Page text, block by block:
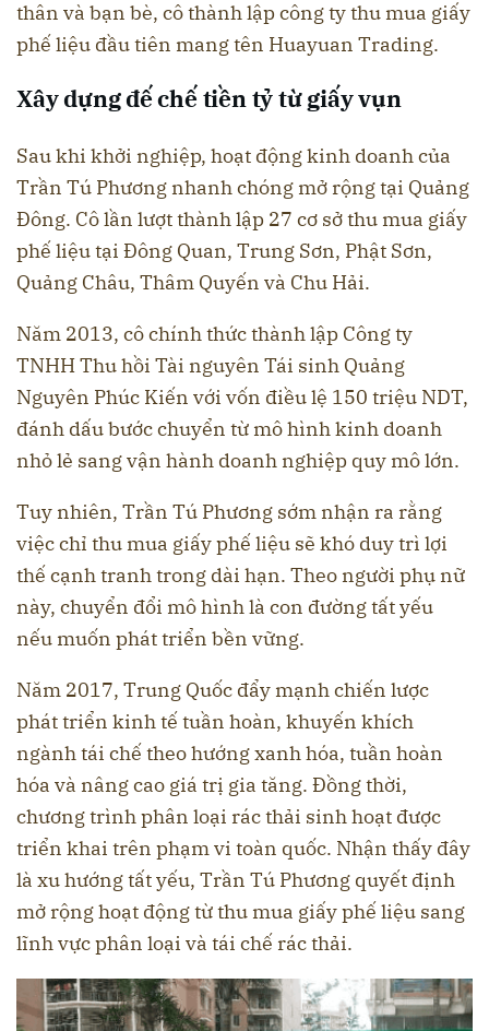
thân và bạn bè, cô thành lập công ty thu mua giấy
phế liệu đầu tiên mang tên Huayuan Trading.
Xây dựng đế chế tiền tỷ từ giấy vụn
Sau khi khởi nghiệp, hoạt động kinh doanh của
Trần Tú Phương nhanh chóng mở rộng tại Quảng
Đông. Cô lần lượt thành lập 27 cơ sở thu mua giấy
phế liệu tại Đông Quan, Trung Sơn, Phật Sơn,
Quảng Châu, Thâm Quyến và Chu Hải.
Năm 2013, cô chính thức thành lập Công ty
TNHH Thu hồi Tài nguyên Tái sinh Quảng
Nguyên Phúc Kiến với vốn điều lệ 150 triệu NDT,
đánh dấu bước chuyển từ mô hình kinh doanh
nhỏ lẻ sang vận hành doanh nghiệp quy mô lớn.
Tuy nhiên, Trần Tú Phương sớm nhận ra rằng
việc chỉ thu mua giấy phế liệu sẽ khó duy trì lợi
thế cạnh tranh trong dài hạn. Theo người phụ nữ
này, chuyển đổi mô hình là con đường tất yếu
nếu muốn phát triển bền vững.
Năm 2017, Trung Quốc đẩy mạnh chiến lược
phát triển kinh tế tuần hoàn, khuyến khích
ngành tái chế theo hướng xanh hóa, tuần hoàn
hóa và nâng cao giá trị gia tăng. Đồng thời,
chương trình phân loại rác thải sinh hoạt được
triển khai trên phạm vi toàn quốc. Nhận thấy đây
là xu hướng tất yếu, Trần Tú Phương quyết định
mở rộng hoạt động từ thu mua giấy phế liệu sang
lĩnh vực phân loại và tái chế rác thải.